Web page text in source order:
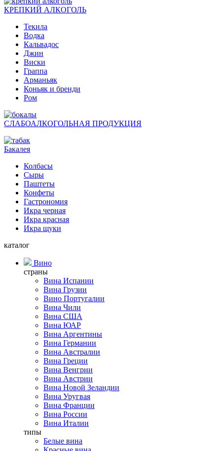
КРЕПКИЙ АЛКОГОЛЬ
Текила
Водка
Кальвадос
Джин
Виски
Граппа
Арманьяк
Коньяк и бренди
Ром
СЛАБОАЛКОГОЛЬНАЯ ПРОДУКЦИЯ
Бакалея
Колбасы
Сыры
Паштеты
Конфеты
Гастрономия
Икра черная
Икра красная
Икра щуки
каталог
Вино
страны
Вина Испании
Вина Грузии
Вино Португалии
Вина Чили
Вина США
Вина ЮАР
Вина Аргентины
Вина Германии
Вина Австралии
Вина Греции
Вина Венгрии
Вина Австрии
Вина Новой Зеландии
Вина Уругвая
Вина Франции
Вина России
Вина Италии
типы
Белые вина